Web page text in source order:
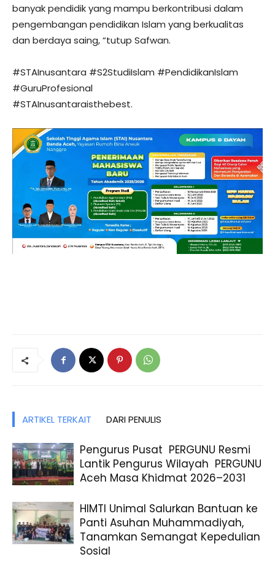
banyak pendidik yang mampu berkontribusi dalam
pengembangan pendidikan Islam yang berkualitas
dan berdaya saing, “tutup Safwan.
#STAInusantara #S2StudiIslam #PendidikanIslam
#GuruProfesional
#STAInusantaraisthebest.
ARTIKEL TERKAIT DARI PENULIS
Pengurus Pusat PERGUNU Resmi
Lantik Pengurus Wilayah PERGUNU
Aceh Masa Khidmat 2026–2031
HIMTI Unimal Salurkan Bantuan ke
Panti Asuhan Muhammadiyah,
Tanamkan Semangat Kepedulian
Sosial